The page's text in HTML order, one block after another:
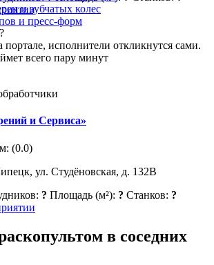
и зубчатых колес
и пресс-форм
портале, исполнители откликнутся сами.
всего пару минут
и Сервиса»
(0.0)
ул. Студёновская, д. 132В
? Площадь (м²): ? Станков: ?
в соседних